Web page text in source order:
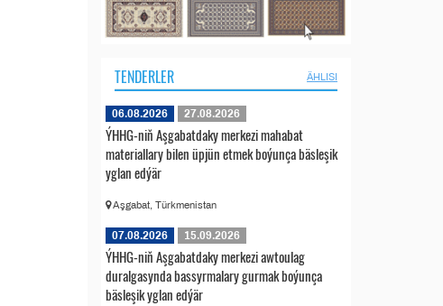
TENDERLER ÄHLISI
06.08.2026 27.08.2026
ÝHHG-niň Aşgabatdaky merkezi mahabat
materiallary bilen üpjün etmek boýunça bäsleşik
yglan edýär
Aşgabat, Türkmenistan
07.08.2026 15.09.2026
ÝHHG-niň Aşgabatdaky merkezi awtoulag
duralgasynda bassyrmalary gurmak boýunça
bäsleşik yglan edýär